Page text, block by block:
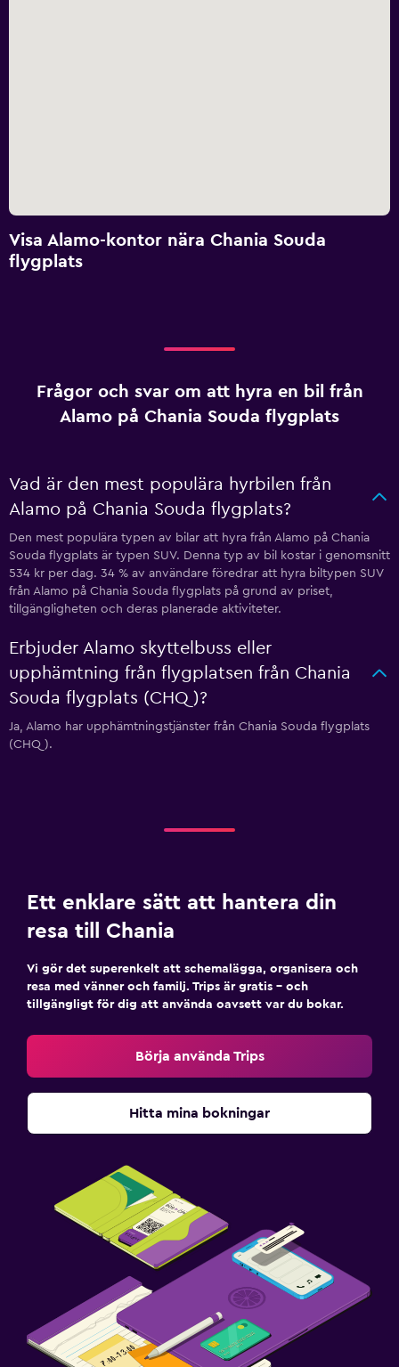
Visa Alamo-kontor nära Chania Souda
flygplats
Frågor och svar om att hyra en bil från
Alamo på Chania Souda flygplats
Vad är den mest populära hyrbilen från
Alamo på Chania Souda flygplats?
Den mest populära typen av bilar att hyra från Alamo på Chania
Souda flygplats är typen SUV. Denna typ av bil kostar i genomsnitt
534 kr per dag. 34 % av användare föredrar att hyra biltypen SUV
från Alamo på Chania Souda flygplats på grund av priset,
tillgängligheten och deras planerade aktiviteter.
Erbjuder Alamo skyttelbuss eller
upphämtning från flygplatsen från Chania
Souda flygplats (CHQ)?
Ja, Alamo har upphämtningstjänster från Chania Souda flygplats
(CHQ).
Ett enklare sätt att hantera din
resa till Chania
Vi gör det superenkelt att schemalägga, organisera och
resa med vänner och familj. Trips är gratis – och
tillgängligt för dig att använda oavsett var du bokar.
Börja använda Trips
Hitta mina bokningar